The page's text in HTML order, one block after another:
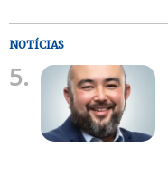
NOTÍCIAS
5.